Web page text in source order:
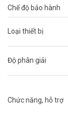
Chế độ bảo hành
Loại thiết bị
Độ phân giải
Chức năng, hỗ trợ